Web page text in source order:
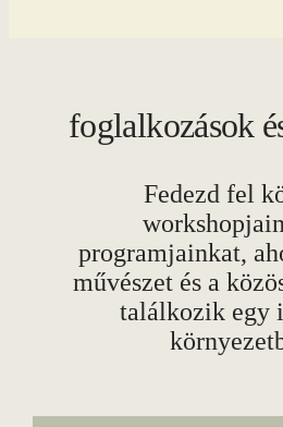
foglalkozások
Fedezd fel
programjainkat,
művészet és a
találkozik egy